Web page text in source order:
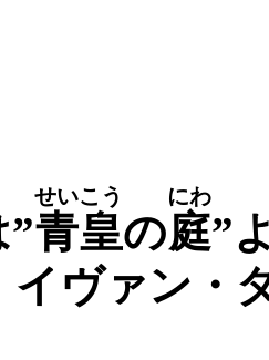
青皇
せいこう
の庭
にわ
”
イヴァン・